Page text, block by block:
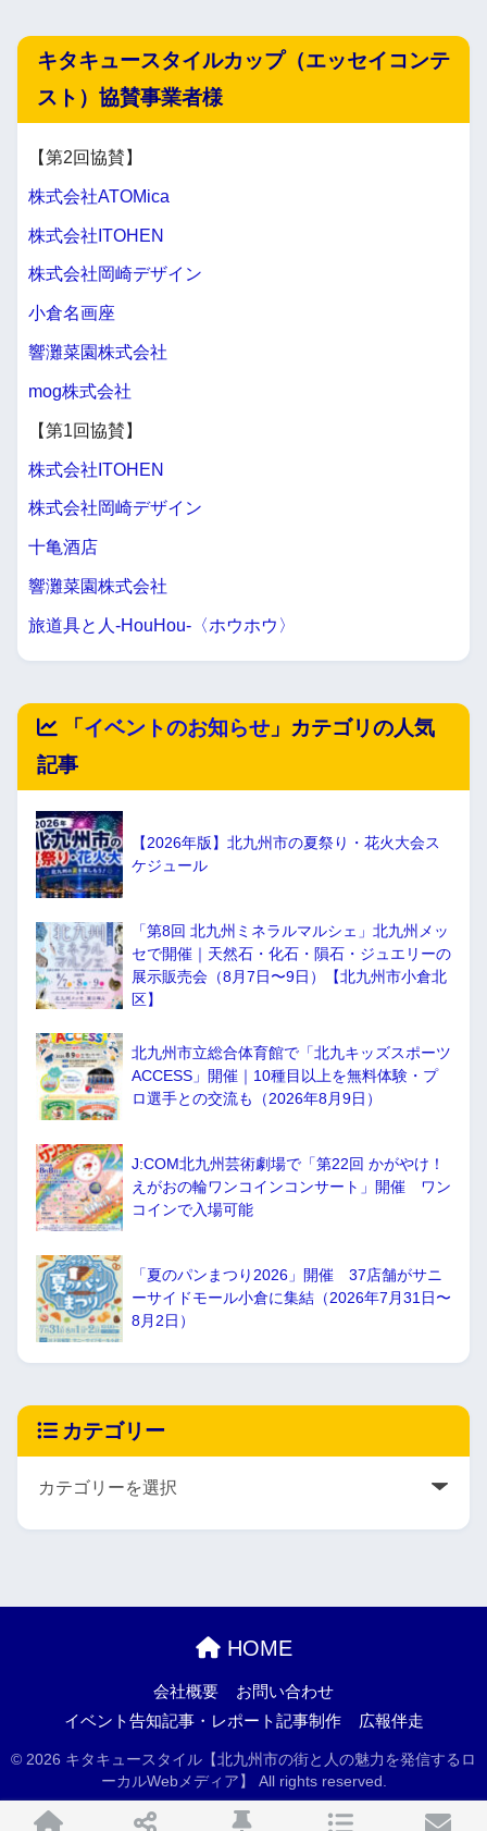
キタキュースタイルカップ（エッセイコンテ
スト）協賛事業者様
【第2回協賛】
株式会社ATOMica
株式会社ITOHEN
株式会社岡崎デザイン
小倉名画座
響灘菜園株式会社
mog株式会社
【第1回協賛】
株式会社ITOHEN
株式会社岡崎デザイン
十亀酒店
響灘菜園株式会社
旅道具と人-HouHou-〈ホウホウ〉
「 イベントのお知らせ 」カテゴリの人気
記事
【2026年版】北九州市の夏祭り・花火大会ス
ケジュール
「第8回 北九州ミネラルマルシェ」北九州メッ
セで開催｜天然石・化石・隕石・ジュエリーの
展示販売会（8月7日〜9日）【北九州市小倉北
区】
北九州市立総合体育館で「北九キッズスポーツ
ACCESS」開催｜10種目以上を無料体験・プ
ロ選手との交流も（2026年8月9日）
J:COM北九州芸術劇場で「第22回 かがやけ！
えがおの輪ワンコインコンサート」開催 ワン
コインで入場可能
「夏のパンまつり2026」開催 37店舗がサニ
ーサイドモール小倉に集結（2026年7月31日〜
8月2日）
カテゴリー
HOME
会社概要
お問い合わせ
イベント告知記事・レポート記事制作
広報伴走
© 2026 キタキュースタイル【北九州市の街と人の魅力を発信するロ
ーカルWebメディア】 All rights reserved.